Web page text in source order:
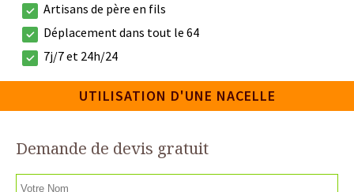
Artisans de père en fils
Déplacement dans tout le 64
7j/7 et 24h/24
UTILISATION D'UNE NACELLE
Demande de devis gratuit